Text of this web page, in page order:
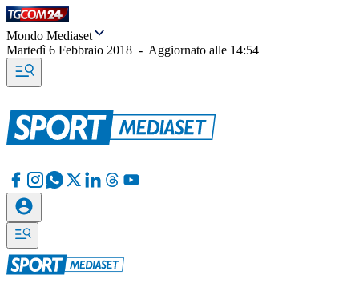
Mondo Mediaset
Martedì 6 Febbraio 2018 - Aggiornato alle 14:54